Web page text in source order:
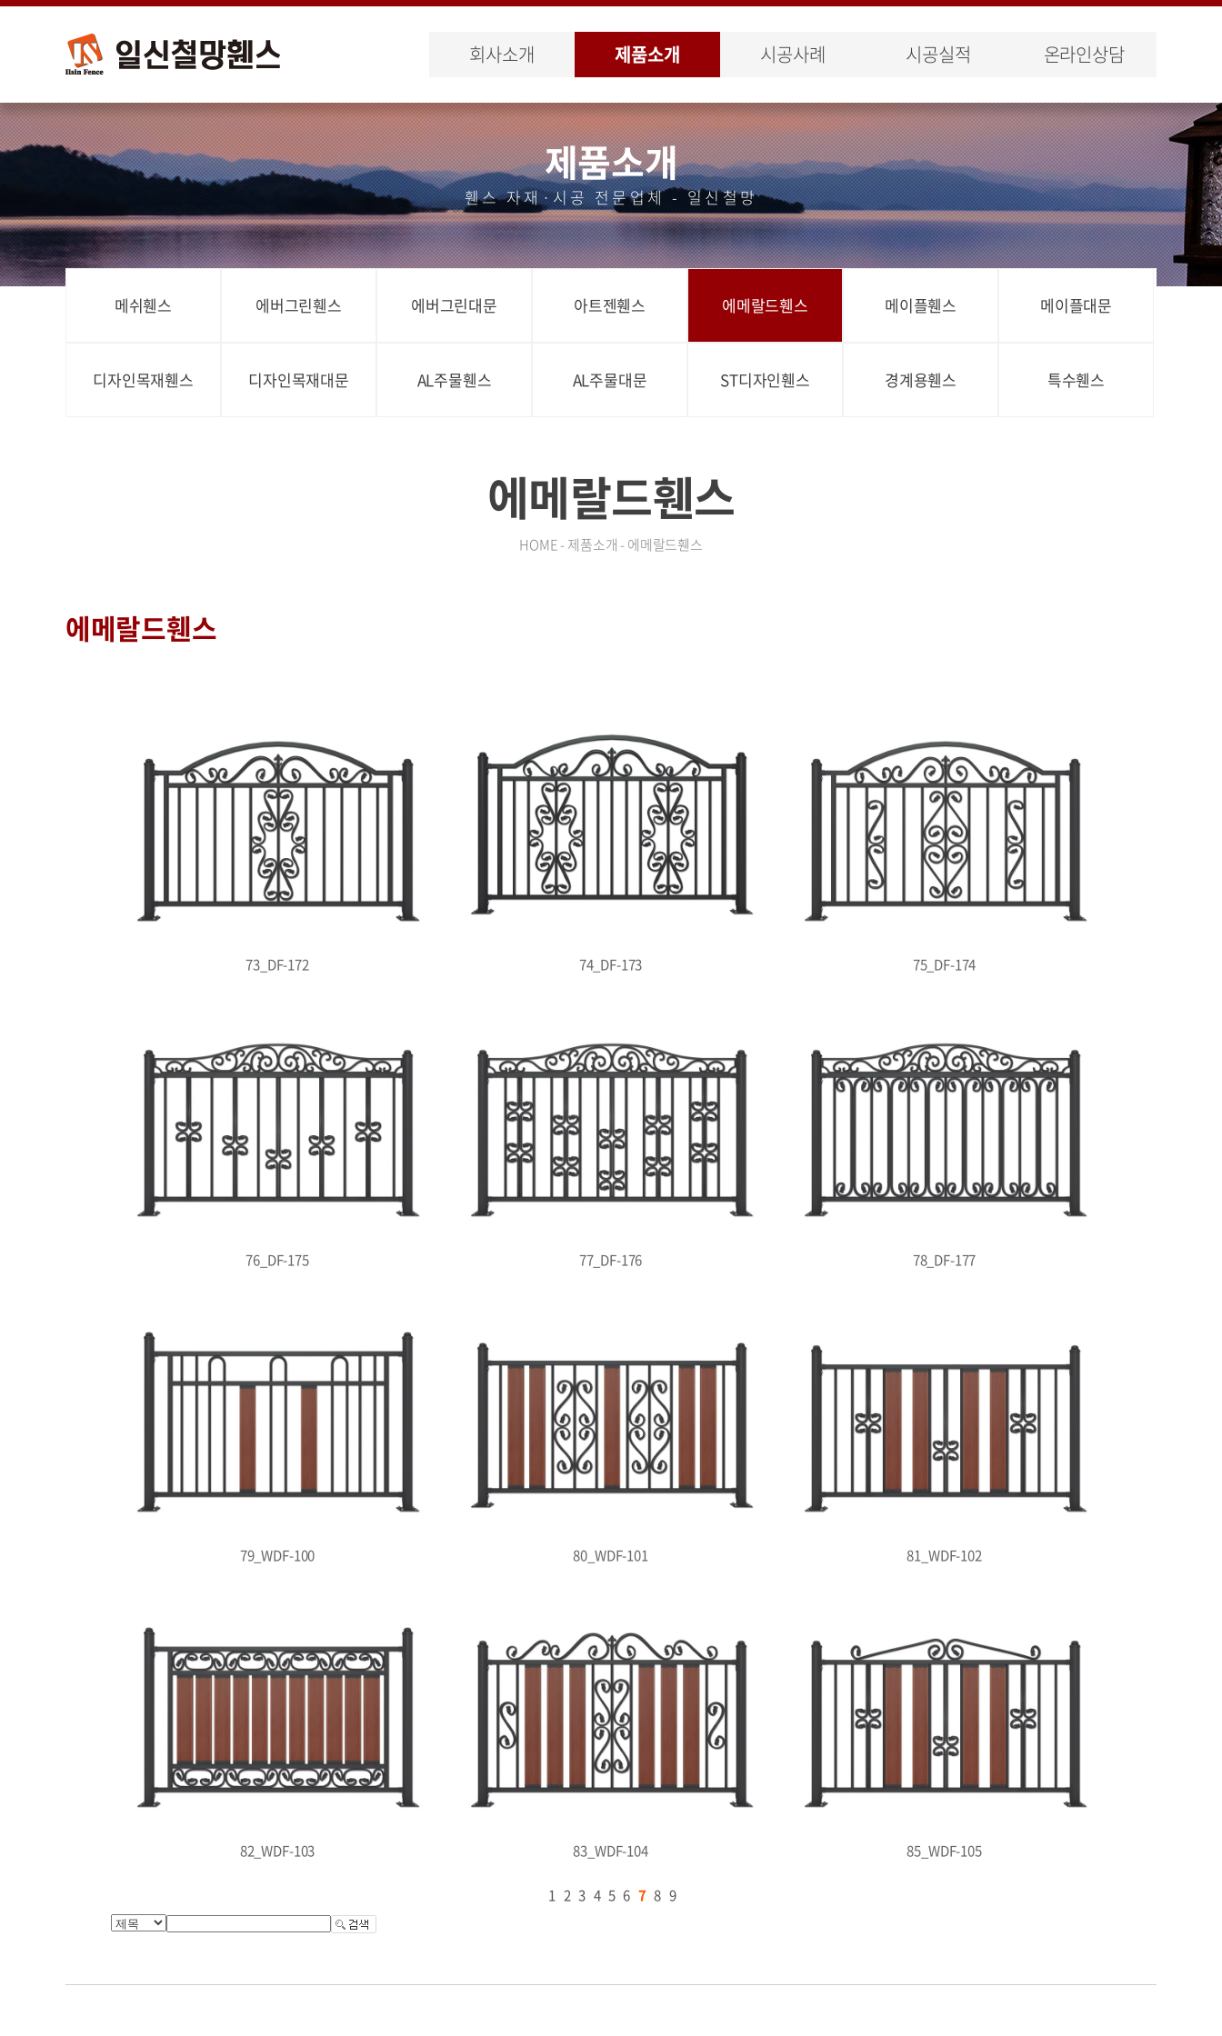
회사소개 제품소개 시공사례 시공실적 온라인상담
제품소개
휀스 자재·시공 전문업체 - 일신철망
메쉬휀스 에버그린휀스 에버그린대문 아트젠휀스 에메랄드휀스 메이플휀스 메이플대문
디자인목재휀스 디자인목재대문 AL주물휀스 AL주물대문 ST디자인휀스 경계용휀스 특수휀스
에메랄드휀스
HOME - 제품소개 - 에메랄드휀스
에메랄드휀스
73_DF-172 74_DF-173 75_DF-174
76_DF-175 77_DF-176 78_DF-177
79_WDF-100 80_WDF-101 81_WDF-102
82_WDF-103 83_WDF-104 85_WDF-105
1 2 3 4 5 6 7 8 9